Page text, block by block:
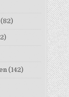
(82)
(142)